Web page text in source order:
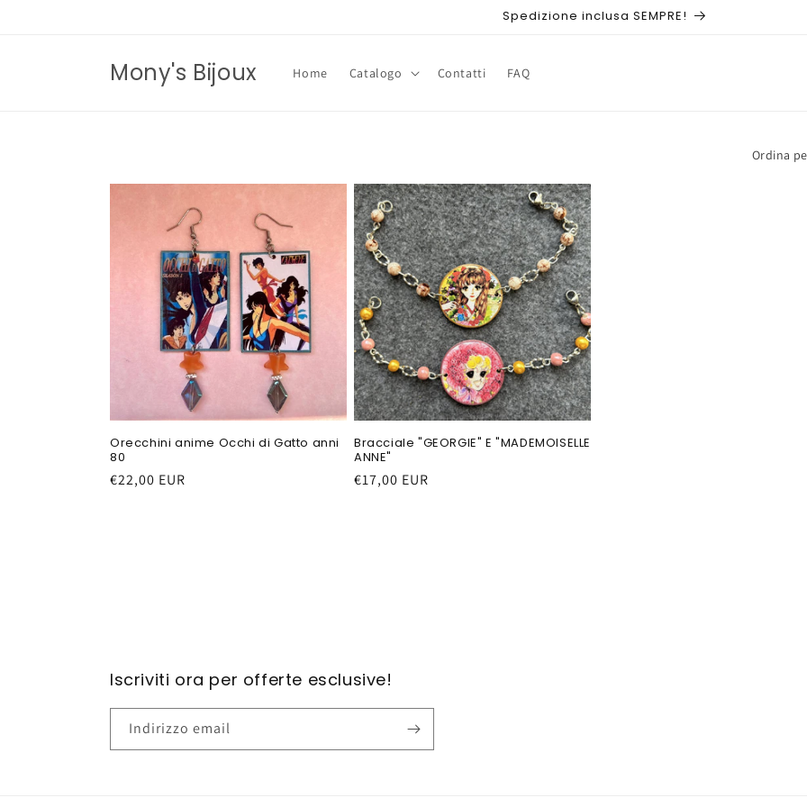
Spedizione inclusa SEMPRE!
Mony's Bijoux Home Catalogo Contatti FAQ
Ordina
Orecchini anime Occhi di Gatto anni
80
Prezzo
€22,00 EUR
Bracciale "GEORGIE" E "MADEMOISELLE
ANNE"
Prezzo
€17,00 EUR
Iscriviti ora per offerte esclusive!
Indirizzo email